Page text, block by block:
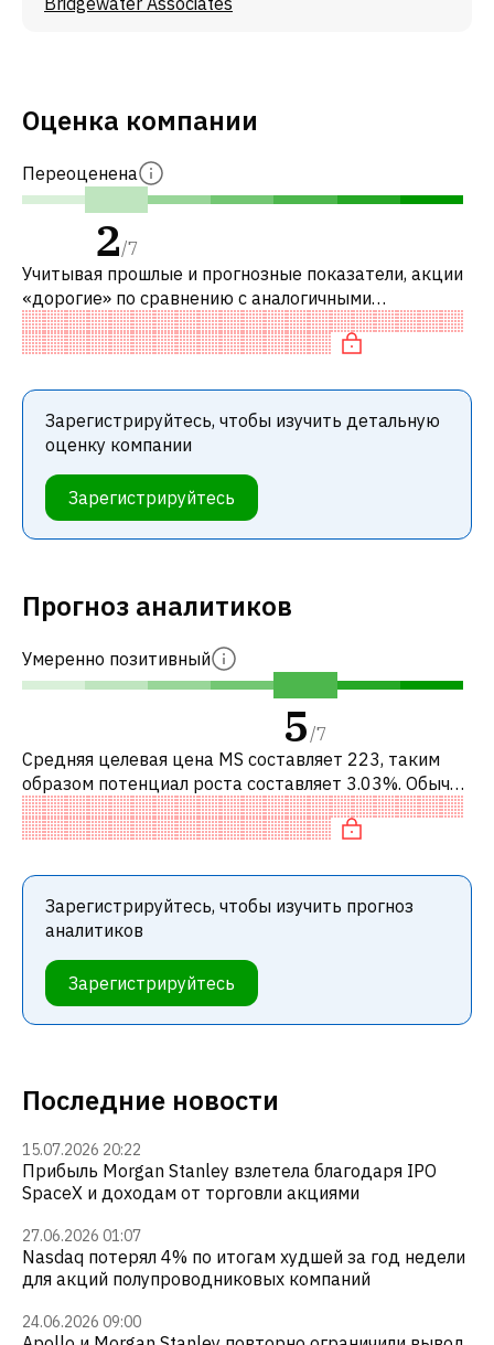
Последние новости
15.07.2026 20:22
Прибыль Morgan Stanley взлетела благодаря IPO
SpaceX и доходам от торговли акциями
27.06.2026 01:07
Nasdaq потерял 4% по итогам худшей за год недели
для акций полупроводниковых компаний
24.06.2026 09:00
Оценка компании
Переоценена
2/7
Учитывая прошлые и прогнозные показатели, акции
«дорогие» по сравнению с аналогичными
компаниями. В частности, акция компании
переоценена по P/E, справедливо оценена по P
Зарегистрируйтесь, чтобы изучить детальную
оценку компании
Зарегистрируйтесь
Прогноз аналитиков
Умеренно позитивный
5 /7
Средняя целевая цена MS составляет 223, таким
образом потенциал роста составляет 3.03%. Обычно
это означает рекомендацию «ДЕРЖАТЬ» среди
инвестиционных компаний. Эта нейт
Зарегистрируйтесь, чтобы изучить прогноз
аналитиков
Зарегистрируйтесь